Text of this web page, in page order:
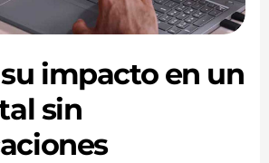
impacto en un
sin